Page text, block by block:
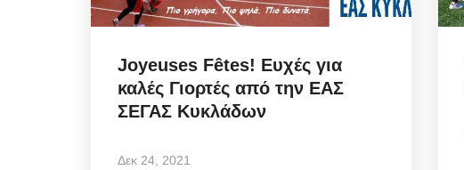
Joyeuses Fêtes! Ευχές για
καλές Γιορτές από την ΕΑΣ
ΣΕΓΑΣ Κυκλάδων
Δεκ 24, 2021